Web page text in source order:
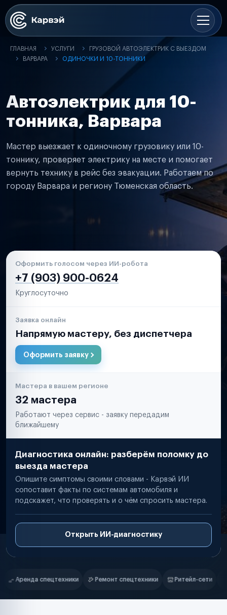
ГЛАВНАЯ УСЛУГИ
ГРУЗОВОЙ АВТОЭЛЕКТРИК С ВЫЕЗДОМ
ВАРВАРА
ОДИНОЧКИ И 10-ТОННИКИ
Автоэлектрик для 10-
тонника, Варвара
Мастер выезжает к одиночному грузовику или 10-
тоннику, проверяет электрику на месте и помогает
вернуть технику в рейс без эвакуации. Работаем по
городу Варвара и региону Тюменская область.
Оформить голосом через ИИ-робота
+7 (903) 900-0624
Круглосуточно
Заявка онлайн
Напрямую мастеру, без диспетчера
Оформить заявку
Мастера в вашем регионе
32 мастера
Работают через сервис - заявку передадим
ближайшему
Диагностика онлайн: разберём поломку до
выезда мастера
Опишите симптомы своими словами - Карвэй ИИ
сопоставит факты по системам автомобиля и
подскажет, что проверять и о чём спросить мастера.
Открыть ИИ-диагностику
Нам доверяют
спецтехники Ритейл-сети Управляющие компании
Маркетплейсы